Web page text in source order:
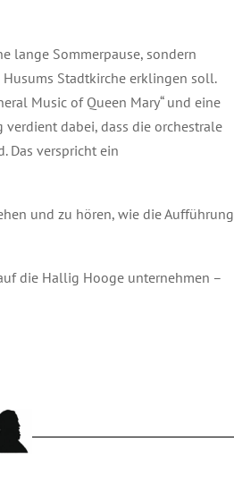
lange Sommerpause, sondern
Husums Stadtkirche erklingen soll.
Music of Queen Mary“ und eine
verdient dabei, dass die orchestrale
Das verspricht ein
und zu hören, wie die Aufführung
die Hallig Hooge unternehmen –